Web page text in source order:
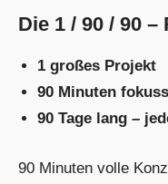
Die 1 / 90 / 90 –
1 großes Projekt
90 Minuten
90 Tage lang –
90 Minuten volle